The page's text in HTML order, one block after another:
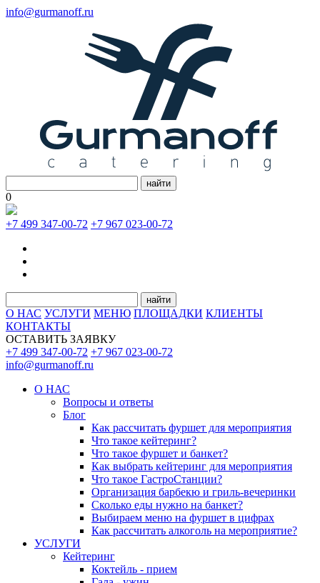
info@gurmanoff.ru
найти
0
+7 499 347-00-72 +7 967 023-00-72
найти
О НАС УСЛУГИ МЕНЮ ПЛОЩАДКИ КЛИЕНТЫ
КОНТАКТЫ
ОСТАВИТЬ ЗАЯВКУ
+7 499 347-00-72 +7 967 023-00-72
info@gurmanoff.ru
О НАС
Вопросы и ответы
Блог
Как рассчитать фуршет для мероприятия
Что такое кейтеринг?
Что такое фуршет и банкет?
Как выбрать кейтеринг для мероприятия
Что такое ГастроСтанции?
Организация барбекю и гриль-вечеринки
Сколько еды нужно на банкет?
Выбираем меню на фуршет в цифрах
Как рассчитать алкоголь на мероприятие?
УСЛУГИ
Кейтеринг
Коктейль - прием